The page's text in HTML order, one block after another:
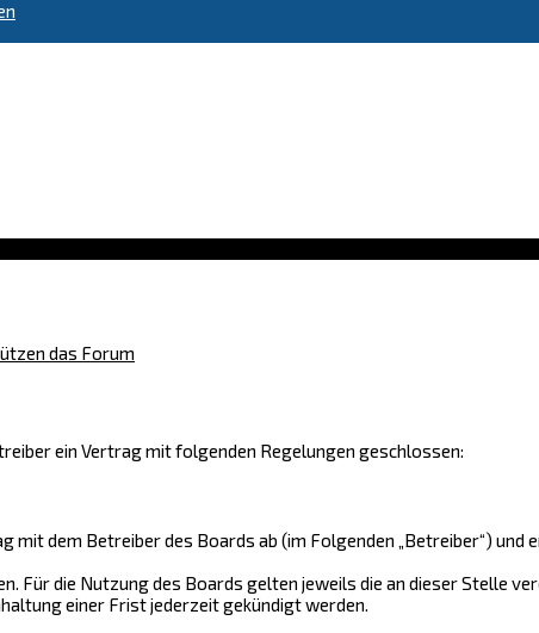
das Forum
ein Vertrag mit folgenden Regelungen geschlossen:
dem Betreiber des Boards ab (im Folgenden „Betreiber“) und
Für die Nutzung des Boards gelten jeweils die an dieser Stelle
einer Frist jederzeit gekündigt werden.